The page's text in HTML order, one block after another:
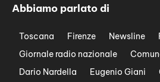
Abbiamo parlato di
Toscana Firenze Newsline
Giornale radio nazionale
Dario Nardella
Eugenio Giani